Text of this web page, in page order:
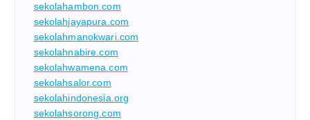
sekolahambon.com
sekolahjayapura.com
sekolahmanokwari.com
sekolahnabire.com
sekolahwamena.com
sekolahsalor.com
sekolahindonesia.org
sekolahsorong.com